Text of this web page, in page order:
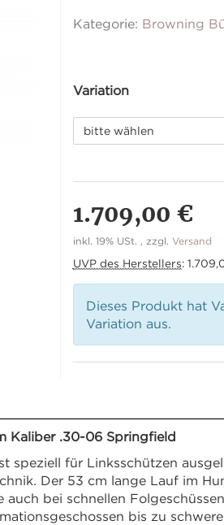
Kategorie: Browning
Variation
bitte wählen
1.709,00 €
inkl. 19% USt. , zzgl. Versand
UVP des Herstellers:
Dieses Produkt hat
Variation aus.
Kaliber .30-06 Springfield
für Linksschützen
Der 53 cm lange Lauf im
bei schnellen
bis zu